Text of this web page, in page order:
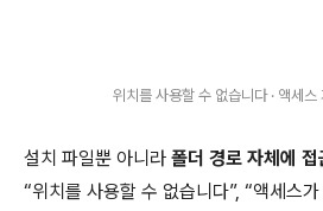
위치를 사용할 수 없습니다 · 액세스
설치 파일뿐 아니라 폴더 경로 자체에
“위치를 사용할 수 없습니다”, “액세스